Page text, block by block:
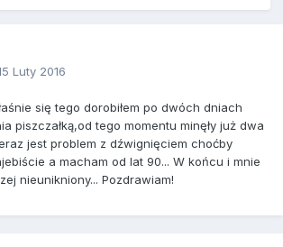
Luty 2016
się tego dorobiłem po dwóch dniach
piszczałką,od tego momentu minęły już dwa
jest problem z dźwignięciem choćby
a macham od lat 90... W końcu i mnie
nieunikniony... Pozdrawiam!